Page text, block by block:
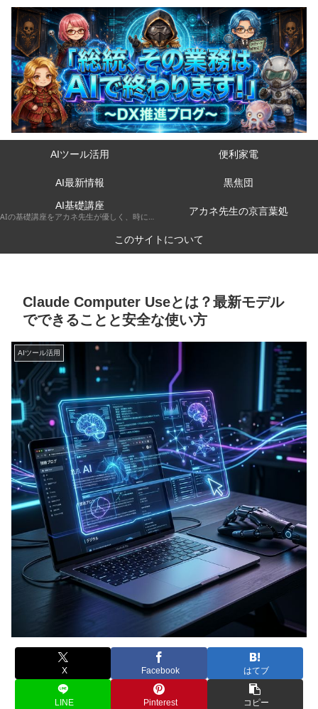
AIツール活用 便利家電
AI最新情報
黒焦団
AI基礎講座
アカネ先生の京言葉処
このサイトについて
Claude Computer Useとは？最新モデル
でできることと安全な使い方
AIツール活用
X Facebook はてブ
LINE Pinterest コピー